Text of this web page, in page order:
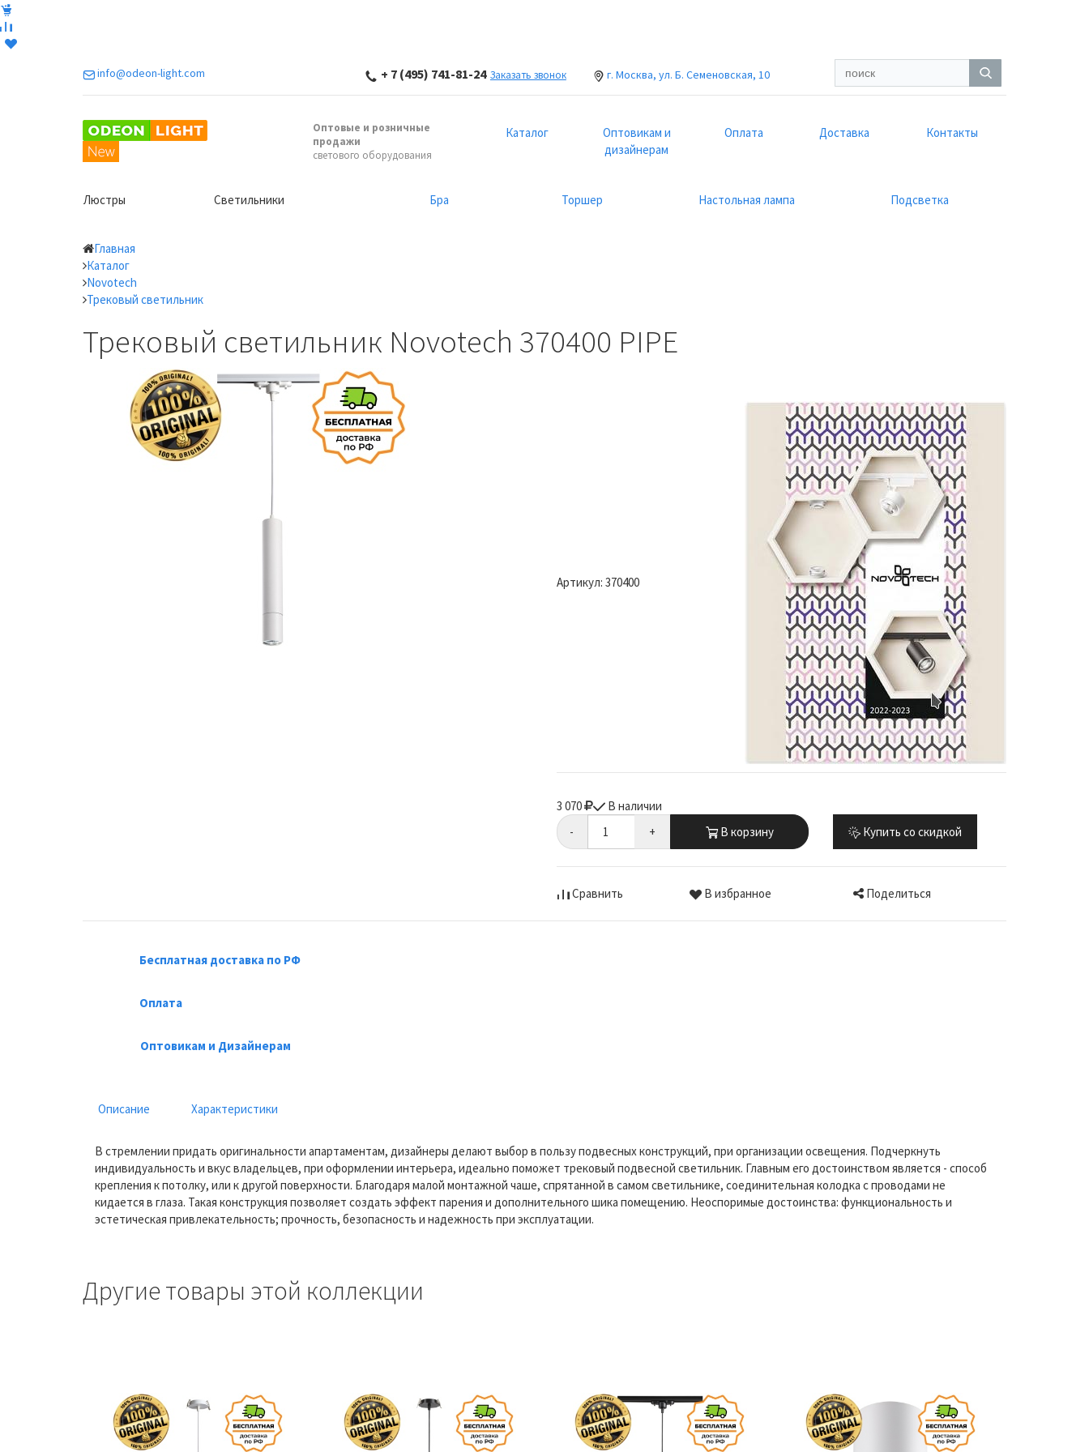
info@odeon-light.com + 7 (495) 741-81-24 Заказать звонок г. Москва, ул. Б. Семеновская, 10
Оптовые и розничные
продажи
светового оборудования
Каталог
Оптовикам и
дизайнерам
Оплата Доставка Контакты
Люстры Светильники Бра Торшер Настольная лампа Подсветка
Главная
Каталог
Novotech
Трековый светильник
Трековый светильник Novotech 370400 PIPE
Артикул: 370400
3 070
В наличии
-
+ В корзину Купить со скидкой
Сравнить В избранное Поделиться
Бесплатная доставка по РФ
Оплата
Оптовикам и Дизайнерам
Описание Характеристики
В стремлении придать оригинальности апартаментам, дизайнеры делают выбор в пользу подвесных конструкций, при организации освещения. Подчеркнуть
индивидуальность и вкус владельцев, при оформлении интерьера, идеально поможет трековый подвесной светильник. Главным его достоинством является - способ
крепления к потолку, или к другой поверхности. Благодаря малой монтажной чаше, спрятанной в самом светильнике, соединительная колодка с проводами не
кидается в глаза. Такая конструкция позволяет создать эффект парения и дополнительного шика помещению. Неоспоримые достоинства: функциональность и
эстетическая привлекательность; прочность, безопасность и надежность при эксплуатации.
Другие товары этой коллекции